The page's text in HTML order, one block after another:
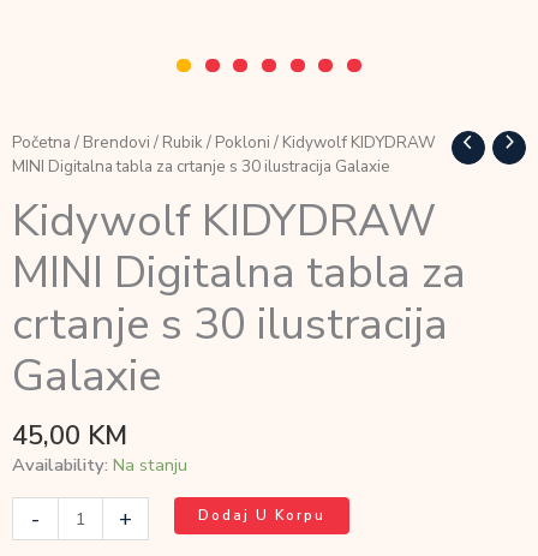
Početna / Brendovi / Rubik/ Pokloni / Kidywolf KIDYDRAW
MINI Digitalna tabla za crtanje s 30 ilustracija Galaxie
Kidywolf KIDYDRAW
MINI Digitalna tabla za
crtanje s 30 ilustracija
Galaxie
45,00 KM
Availability: Na stanju
-
Kidywolf
KIDYDRAW
+ Dodaj U Korpu